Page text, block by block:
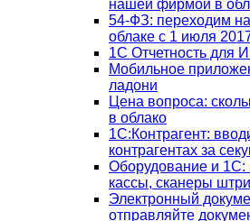
нашей фирмой в
54-ФЗ: переходим
облаке с 1 июля
1С Отчетность для
Мобильное
ладони
Цена вопроса:
в облако
1С:Контрагент:
контрагентах за
Оборудование и
кассы, сканеры
Электронный
отправляйте